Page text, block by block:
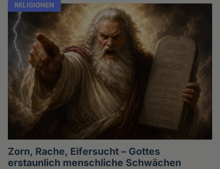
RELIGIONEN
Zorn, Rache, Eifersucht – Gottes
erstaunlich menschliche Schwächen